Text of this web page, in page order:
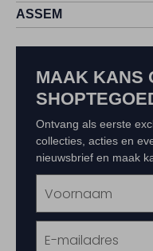
ASSEM
MAAK KANS
Ontvang als eerste
collecties, acties en
nieuwsbrief en maak